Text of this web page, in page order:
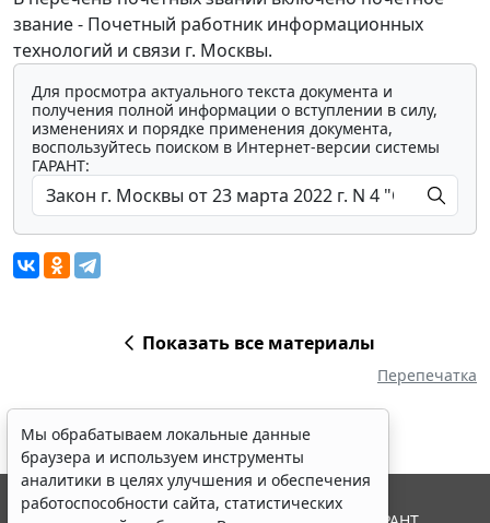
звание - Почетный работник информационных
технологий и связи г. Москвы.
Для просмотра актуального текста документа и
получения полной информации о вступлении в силу,
изменениях и порядке применения документа,
воспользуйтесь поиском в Интернет-версии системы
ГАРАНТ:
Показать все материалы
Перепечатка
Мы обрабатываем локальные данные
браузера и используем инструменты
аналитики в целях улучшения и обеспечения
работоспособности сайта, статистических